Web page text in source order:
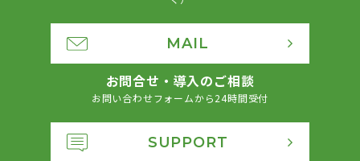
MAIL
お問合せ・導入のご相談
お問い合わせフォームから24時間受付
SUPPORT